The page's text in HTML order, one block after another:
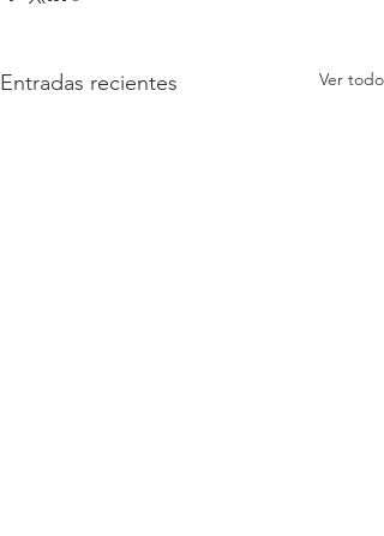
Entradas recientes Ver todo